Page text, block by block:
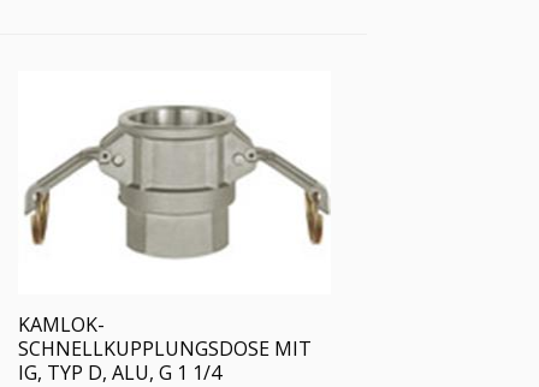
KAMLOK-
SCHNELLKUPPLUNGSDOSE MIT
IG, TYP D, ALU, G 1 1/4